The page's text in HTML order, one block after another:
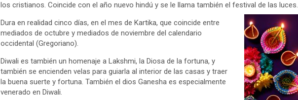
los cristianos. Coincide con el año nuevo hindú y se le llama también el festival de las luces.
Dura en realidad cinco días, en el mes de Kartika, que coincide entre
mediados de octubre y mediados de noviembre del calendario
occidental (Gregoriano).
Diwali es también un homenaje a Lakshmi, la Diosa de la fortuna, y
también se encienden velas para guiarla al interior de las casas y traer
la buena suerte y fortuna. También el dios Ganesha es especialmente
venerado en Diwali.